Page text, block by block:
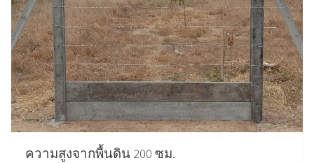
ความสูงจากพื้นดิน 200 ซม.